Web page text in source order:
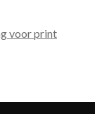
voor print